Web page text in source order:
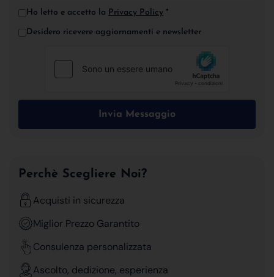
Ho letto e accetto la Privacy Policy *
Desidero ricevere aggiornamenti e newsletter
Invia Messaggio
Perchè Scegliere Noi?
Acquisti in sicurezza
Miglior Prezzo Garantito
Consulenza personalizzata
Ascolto, dedizione, esperienza